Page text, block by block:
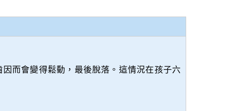
而會變得鬆動，最後脫落。這情況在孩子六